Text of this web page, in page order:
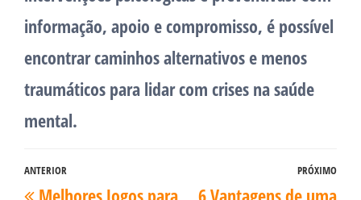
informação, apoio e compromisso, é possível
encontrar caminhos alternativos e menos
traumáticos para lidar com crises na saúde
mental.
Navegação
Post
ANTERIOR PRÓXIMO